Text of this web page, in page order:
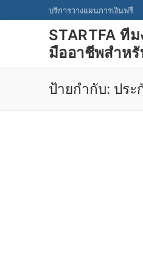
to
บริการวางแผนการเงินฟรี
STARTFA ที
มืออาชีพสำห
ป้ายกำกับ: ประ